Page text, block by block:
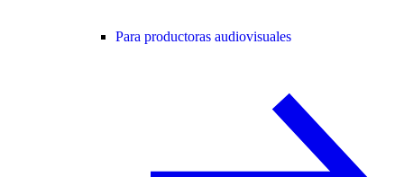
Para productoras audiovisuales